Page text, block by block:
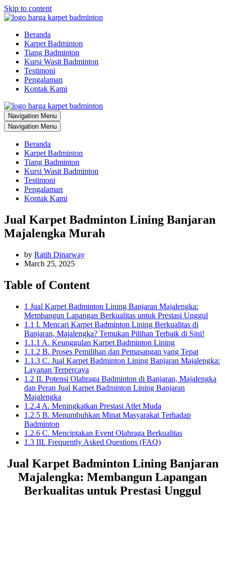
Skip to content
Beranda
Karpet Badminton
Tiang Badminton
Kursi Wasit Badminton
Testimoni
Pengalaman
Kontak Kami
Navigation Menu
Navigation Menu
Beranda
Karpet Badminton
Tiang Badminton
Kursi Wasit Badminton
Testimoni
Pengalaman
Kontak Kami
Jual Karpet Badminton Lining Banjaran
Majalengka Murah
by Ratih Dinarway
March 25, 2025
Table of Content
1 Jual Karpet Badminton Lining Banjaran Majalengka:
Membangun Lapangan Berkualitas untuk Prestasi Unggul
1.1 I. Mencari Karpet Badminton Lining Berkualitas di
Banjaran, Majalengka? Temukan Pilihan Terbaik di Sini!
1.1.1 A. Keunggulan Karpet Badminton Lining
1.1.2 B. Proses Pemilihan dan Pemasangan yang Tepat
1.1.3 C. Jual Karpet Badminton Lining Banjaran Majalengka:
Layanan Terpercaya
1.2 II. Potensi Olahraga Badminton di Banjaran, Majalengka
dan Peran Jual Karpet Badminton Lining Banjaran
Majalengka
1.2.4 A. Meningkatkan Prestasi Atlet Muda
1.2.5 B. Menumbuhkan Minat Masyarakat Terhadap
Badminton
1.2.6 C. Menciptakan Event Olahraga Berkualitas
1.3 III. Frequently Asked Questions (FAQ)
Jual Karpet Badminton Lining Banjaran
Majalengka: Membangun Lapangan
Berkualitas untuk Prestasi Unggul